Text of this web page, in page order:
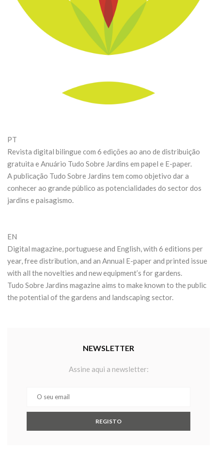
PT
Revista digital bilingue com 6 edições ao ano de distribuição
gratuita e Anuário Tudo Sobre Jardins em papel e E-paper.
A publicação Tudo Sobre Jardins tem como objetivo dar a
conhecer ao grande público as potencialidades do sector dos
jardins e paisagismo.
EN
Digital magazine, portuguese and English, with 6 editions per
year, free distribution, and an Annual E-paper and printed issue
with all the novelties and new equipment’s for gardens.
Tudo Sobre Jardins magazine aims to make known to the public
the potential of the gardens and landscaping sector.
NEWSLETTER
Assine aqui a newsletter: